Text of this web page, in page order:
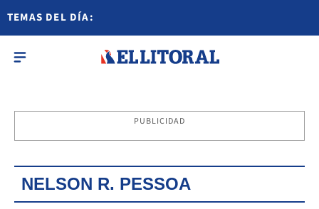
TEMAS DEL DÍA:
PUBLICIDAD
NELSON R. PESSOA